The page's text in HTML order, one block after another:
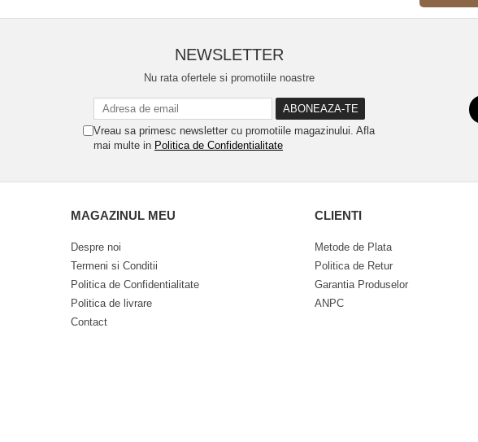
NEWSLETTER
Nu rata ofertele si promotiile noastre
Vreau sa primesc newsletter cu promotiile magazinului. Afla
mai multe in Politica de Confidentialitate
MAGAZINUL MEU
Despre noi
Termeni si Conditii
Politica de Confidentialitate
Politica de livrare
Contact
CLIENTI
Metode de Plata
Politica de Retur
Garantia Produselor
ANPC